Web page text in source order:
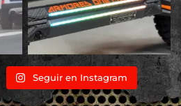
Seguir en Instagram